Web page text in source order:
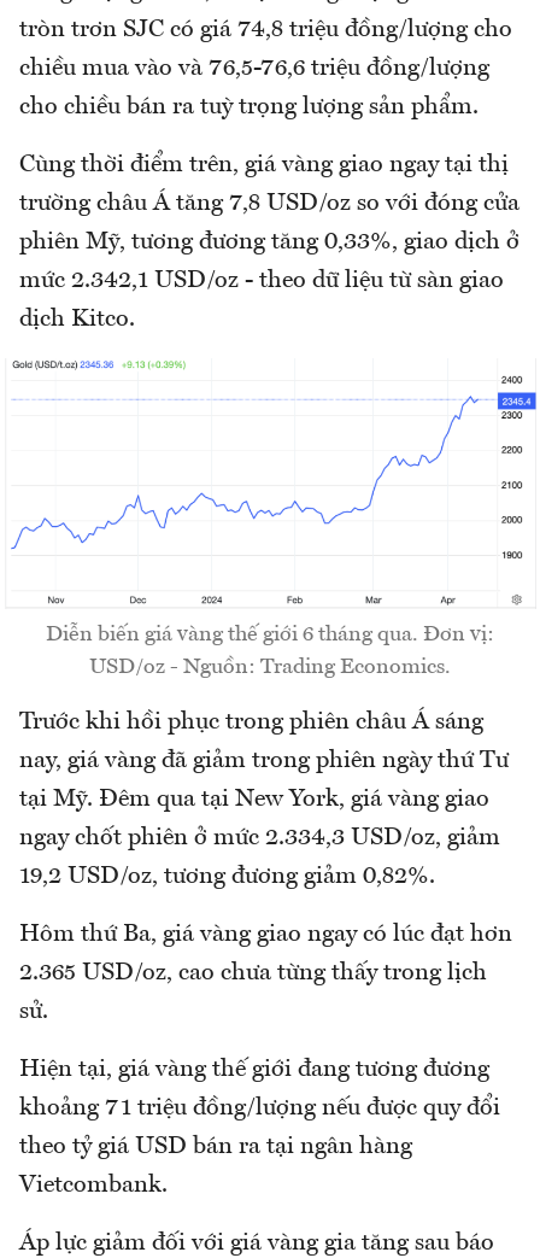
tròn trơn SJC có giá 74,8 triệu đồng/lượng cho
chiều mua vào và 76,5-76,6 triệu đồng/lượng
cho chiều bán ra tuỳ trọng lượng sản phẩm.
Cùng thời điểm trên, giá vàng giao ngay tại thị
trường châu Á tăng 7,8 USD/oz so với đóng cửa
phiên Mỹ, tương đương tăng 0,33%, giao dịch ở
mức 2.342,1 USD/oz - theo dữ liệu từ sàn giao
dịch Kitco.
Diễn biến giá vàng thế giới 6 tháng qua. Đơn vị:
USD/oz - Nguồn: Trading Economics.
Trước khi hồi phục trong phiên châu Á sáng
nay, giá vàng đã giảm trong phiên ngày thứ Tư
tại Mỹ. Đêm qua tại New York, giá vàng giao
ngay chốt phiên ở mức 2.334,3 USD/oz, giảm
19,2 USD/oz, tương đương giảm 0,82%.
Hôm thứ Ba, giá vàng giao ngay có lúc đạt hơn
2.365 USD/oz, cao chưa từng thấy trong lịch
sử.
Hiện tại, giá vàng thế giới đang tương đương
khoảng 71 triệu đồng/lượng nếu được quy đổi
theo tỷ giá USD bán ra tại ngân hàng
Vietcombank.
Áp lực giảm đối với giá vàng gia tăng sau báo